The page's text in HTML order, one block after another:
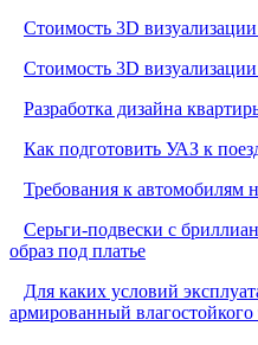
Стоимость 3D
Стоимость 3D визуализации
Разработка дизайна
Как подготовить УАЗ к
Требования к автомобилям
Серьги-подвески с
образ под платье
Для каких условий
армированный влагостойкого